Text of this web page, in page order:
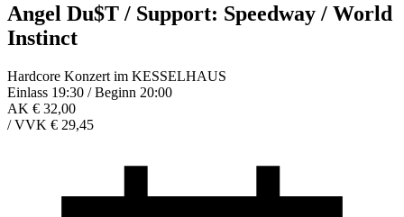
Angel Du$T / Support: Speedway / World
Instinct
Hardcore Konzert im KESSELHAUS
Einlass 19:30 / Beginn 20:00
AK € 32,00
/VVK € 29,45